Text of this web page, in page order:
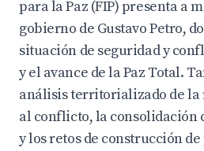
para la Paz (FIP) presenta a
gobierno de Gustavo Petro,
situación de seguridad y
y el avance de la Paz Total.
análisis territorializado de la
al conflicto, la consolidación
y los retos de construcción